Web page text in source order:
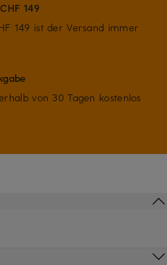
149
149 ist der Versand immer
von 30 Tagen kostenlos